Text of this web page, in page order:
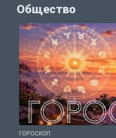
Общество
ГОРОСКОП